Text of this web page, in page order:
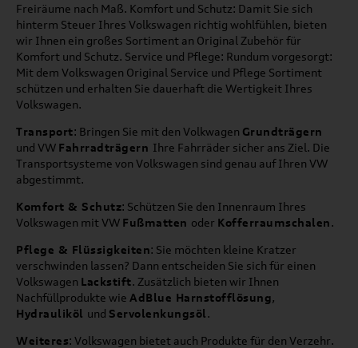
Freiräume nach Maß. Komfort und Schutz: Damit Sie sich
hinterm Steuer Ihres Volkswagen richtig wohlfühlen, bieten
wir Ihnen ein großes Sortiment an Original Zubehör für
Komfort und Schutz. Service und Pflege: Rundum vorgesorgt:
Mit dem Volkswagen Original Service und Pflege Sortiment
schützen und erhalten Sie dauerhaft die Wertigkeit Ihres
Volkswagen.
Transport: Bringen Sie mit den Volkwagen Grundträgern
und VW Fahrradträgern Ihre Fahrräder sicher ans Ziel. Die
Transportsysteme von Volkswagen sind genau auf Ihren VW
abgestimmt.
Komfort & Schutz: Schützen Sie den Innenraum Ihres
Volkswagen mit VW Fußmatten oder Kofferraumschalen.
Pflege & Flüssigkeiten: Sie möchten kleine Kratzer
verschwinden lassen? Dann entscheiden Sie sich für einen
Volkswagen Lackstift. Zusätzlich bieten wir Ihnen
Nachfüllprodukte wie AdBlue Harnstofflösung,
Hydrauliköl und Servolenkungsöl.
Weiteres: Volkswagen bietet auch Produkte für den Verzehr.